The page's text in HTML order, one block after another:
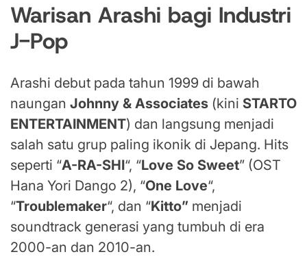
Warisan Arashi bagi Industri
J-Pop
Arashi debut pada tahun 1999 di bawah
naungan Johnny & Associates (kini STARTO
ENTERTAINMENT) dan langsung menjadi
salah satu grup paling ikonik di Jepang. Hits
seperti “A-RA-SHI“, “Love So Sweet” (OST
Hana Yori Dango 2), “One Love“,
“Troublemaker“, dan “Kitto” menjadi
soundtrack generasi yang tumbuh di era
2000-an dan 2010-an.